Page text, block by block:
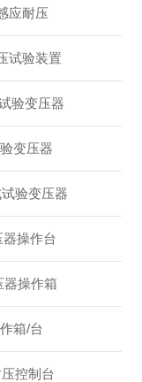
应耐压
试验装置
验变压器
变压器
验变压器
操作台
器操作箱
箱/台
控制台